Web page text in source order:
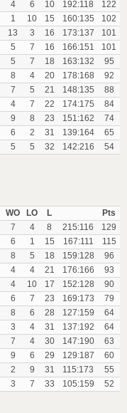
4 6 10 192:118
122
1 10 15 160:135
102
13 3 16 173:137
101
5 7 16 166:151
101
5 7 18 163:132
95
8 4 20 178:168
92
7 5 21 148:135
88
4 7 22 174:175
84
9 8 23 151:162
74
6 2 31 139:164
65
5 5 32 142:216 54
WO LO L
Pts
7 4 8 215:116
129
6 1 15 167:111
115
8 5 18 159:128
96
4 4 21 176:166
93
4 10 17 152:128
90
6 7 23 169:173
79
8 6 28 127:159
64
3 4 31 137:192
64
7 4 30 147:190
63
9 6 29 129:187
60
2 9 31 115:173
55
3 7 33 105:159 52